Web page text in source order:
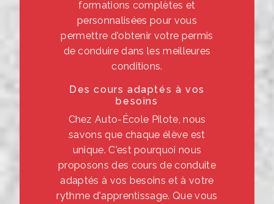
formations complètes et
personnalisées pour vous
permettre d'obtenir votre permis
de conduire dans les meilleures
conditions.
Des cours adaptés à vos
besoins
Chez Auto-École Pilote, nous
savons que chaque élève est
unique. C'est pourquoi nous
proposons des cours de conduite
adaptés à vos besoins et à votre
rythme d'apprentissage. Que vous